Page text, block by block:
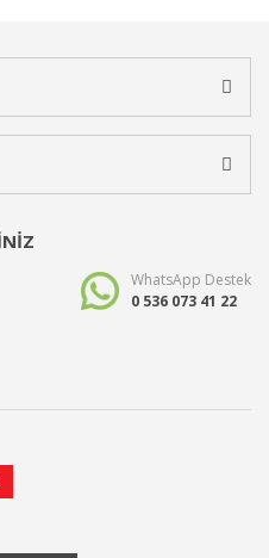
WhatsApp Destek
0 536 073 41 22